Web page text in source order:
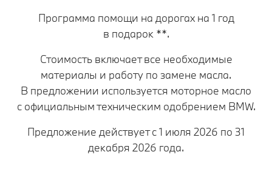
Программа помощи на дорогах на 1 год
в подарок **.
Стоимость включает все необходимые
материалы и работу по замене масла.
В предложении используется моторное масло
с официальным техническим одобрением BMW.
Предложение действует c 1 июля 2026 по 31
декабря 2026 года.